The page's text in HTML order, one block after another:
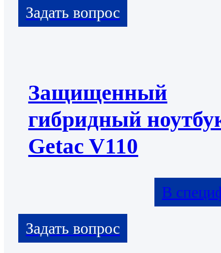
Защищенный
гибридный
Getac V110
В